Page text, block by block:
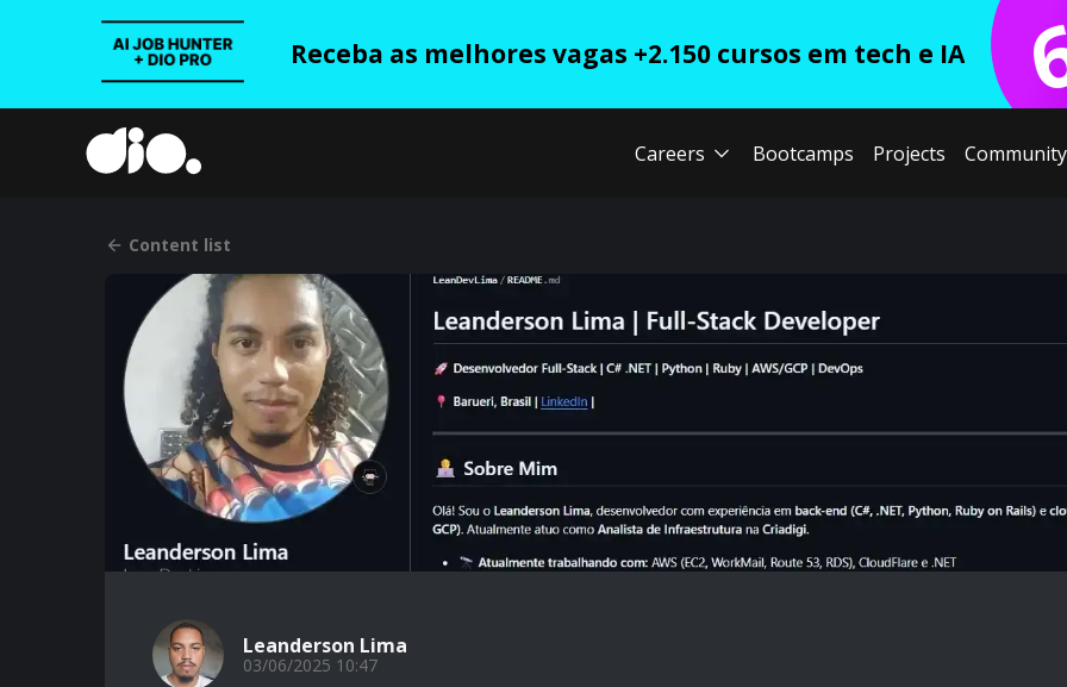
Receba as melhores vagas +2.150 cursos em tech e IA
Careers Bootcamps Projects Community
Content list
Leanderson Lima
03/06/2025 10:47